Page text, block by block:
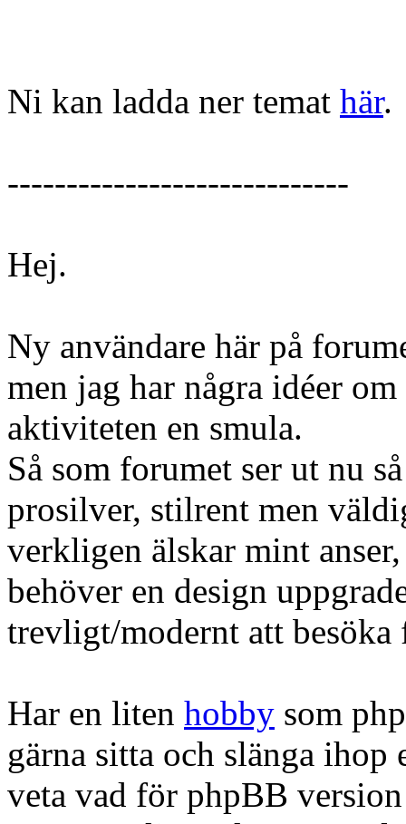
Ni kan ladda ner temat här.
-----------------------------
Hej.
Ny användare här på
men jag har några idéer
aktiviteten en smula.
Så som forumet ser ut nu
prosilver, stilrent men
verkligen älskar mint
behöver en design
trevligt/modernt att besöka
Har en liten hobby som
gärna sitta och slänga ihop
veta vad för phpBB